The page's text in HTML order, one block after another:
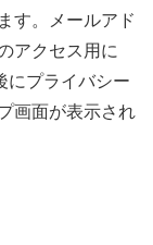
す。メールアド
アクセス用に
にプライバシー
画面が表示され